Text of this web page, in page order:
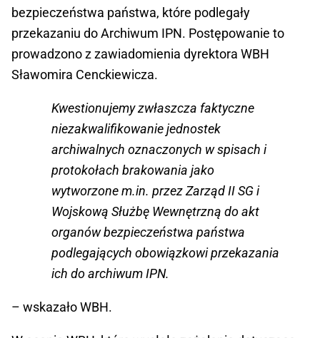
bezpieczeństwa państwa, które podlegały
przekazaniu do Archiwum IPN. Postępowanie to
prowadzono z zawiadomienia dyrektora WBH
Sławomira Cenckiewicza.
Kwestionujemy zwłaszcza faktyczne
niezakwalifikowanie jednostek
archiwalnych oznaczonych w spisach i
protokołach brakowania jako
wytworzone m.in. przez Zarząd II SG i
Wojskową Służbę Wewnętrzną do akt
organów bezpieczeństwa państwa
podlegających obowiązkowi przekazania
ich do archiwum IPN.
– wskazało WBH.